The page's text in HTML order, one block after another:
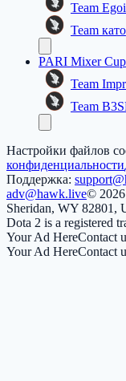
Team
Team
PARI Mixer Cup
Team
Team
Настройки файлов
конфиденциальности
Поддержка:
adv@hawk.live©
Sheridan, WY 82801,
Dota 2 is a registered
Your Ad HereContact
Your Ad HereContact